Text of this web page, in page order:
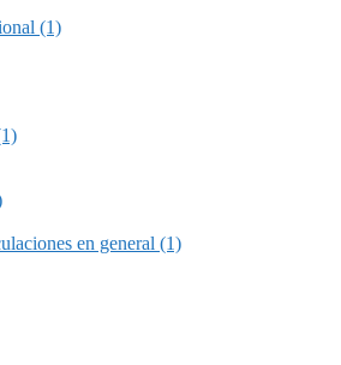
(1)
en general (1)